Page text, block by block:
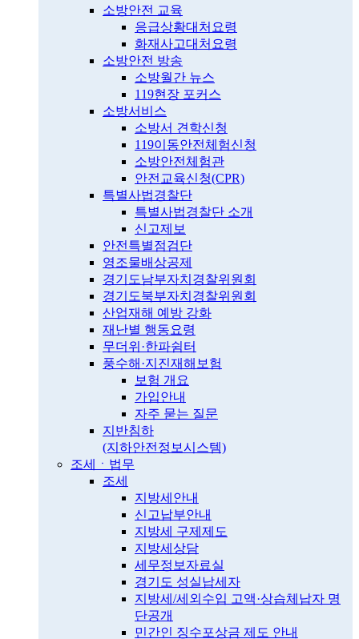
소방안전 교육
응급상황대처요령
화재사고대처요령
소방안전 방송
소방월간 뉴스
119현장 포커스
소방서비스
소방서 견학신청
119이동안전체험신청
소방안전체험관
안전교육신청(CPR)
특별사법경찰단
특별사법경찰단 소개
신고제보
안전특별점검단
영조물배상공제
경기도남부자치경찰위원회
경기도북부자치경찰위원회
산업재해 예방 강화
재난별 행동요령
무더위·한파쉼터
풍수해·지진재해보험
보험 개요
가입안내
자주 묻는 질문
지반침하
(지하안전정보시스템)
조세ㆍ법무
조세
지방세안내
신고납부안내
지방세 구제제도
지방세상담
세무정보자료실
경기도 성실납세자
지방세/세외수입 고액·상습체납자 명
단공개
민간인 징수포상금 제도 안내